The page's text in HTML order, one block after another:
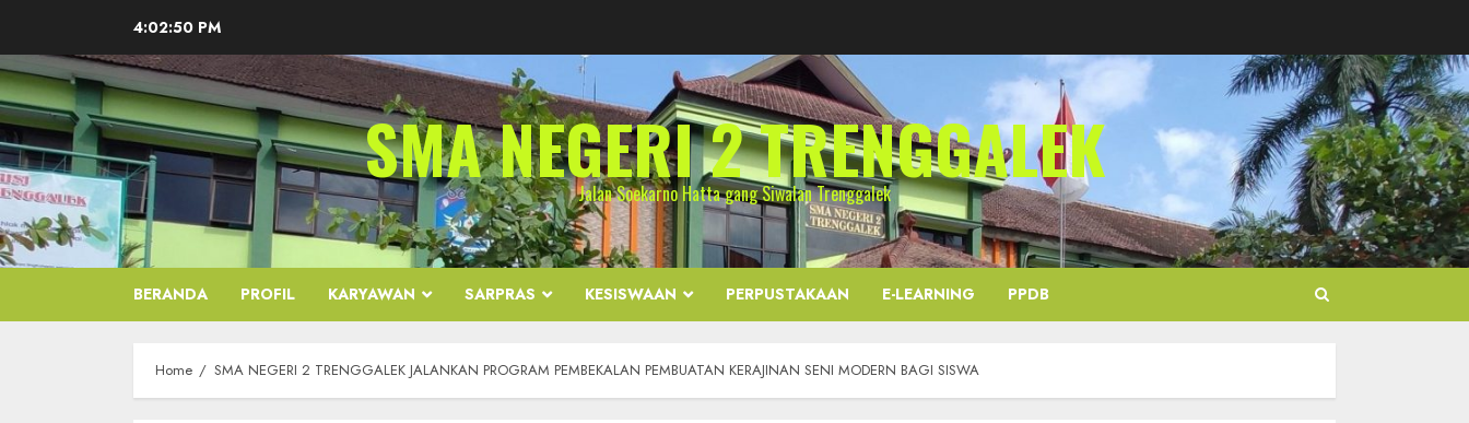
content
4:02:51 PM
SMA NEGERI 2 TRENGGALEK
Jalan Soekarno Hatta gang Siwalan Trenggalek
BERANDA PROFIL KARYAWAN SARPRAS KESISWAAN PERPUSTAKAAN E-LEARNING PPDB
Home SMA NEGERI 2 TRENGGALEK JALANKAN PROGRAM PEMBEKALAN PEMBUATAN KERAJINAN SENI MODERN BAGI SISWA